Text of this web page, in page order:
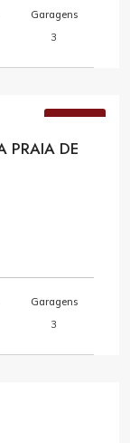
Garagens
3
VENDA
PRAIA DE
Garagens
3